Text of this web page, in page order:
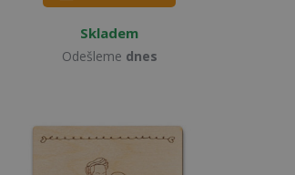
Skladem
Odešleme dnes